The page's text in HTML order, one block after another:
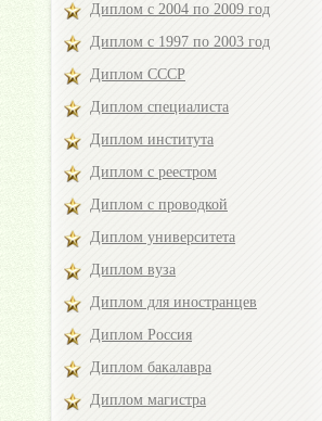
Диплом с 2004 по 2009 год
Диплом с 1997 по 2003 год
Диплом СССР
Диплом специалиста
Диплом института
Диплом с реестром
Диплом с проводкой
Диплом университета
Диплом вуза
Диплом для иностранцев
Диплом Россия
Диплом бакалавра
Диплом магистра